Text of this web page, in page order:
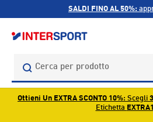
SALDI FINO AL 50%:
Cerca
Ottieni Un EXTRA SCONTO 10%: Scegli
Etichetta